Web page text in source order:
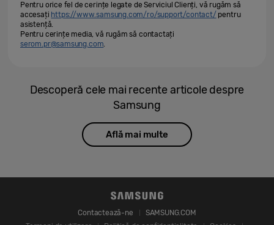
Pentru orice fel de cerințe legate de Serviciul Clienți, vă rugăm să
accesați https://www.samsung.com/ro/support/contact/ pentru
asistență.
Pentru cerințe media, vă rugăm să contactați
serom.pr@samsung.com.
Descoperă cele mai recente articole despre
Samsung
Află mai multe
Contactează-ne
SAMSUNG.COM